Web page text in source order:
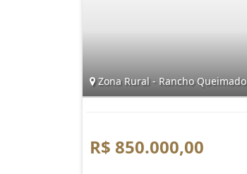
Zona Rural - Rancho Queimado
R$ 850.000,00